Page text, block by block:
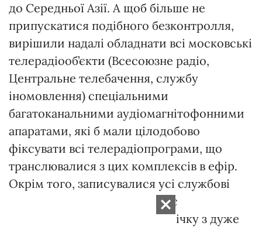
до Середньої Азії. А щоб більше не
припускатися подібного безконтролля,
вирішили надалі обладнати всі московські
телерадіооб’єкти (Всесоюзне радіо,
Центральне телебачення, службу
іномовлення) спеціальними
багатоканальними аудіомагнітофонними
апаратами, які б мали цілодобово
фіксувати всі телерадіопрограми, що
транслювалися з цих комплексів в ефір.
Окрім того, записувалися усі службові
переговори персоналу. Запис
здійснювався на магнітну стрічку з дуже